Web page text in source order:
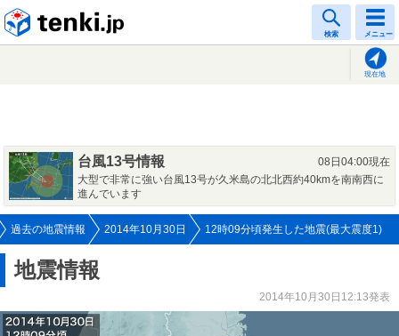
検索 メニュー
現在地
台風13号情報
08日04:00現在
大型で非常に強い台風13号が久米島の北北西約40kmを南南西に
進んでいます
過去の地震情報 2014年10月30日 12時09分頃発生した地震(最大震度1)
地震情報
2014年10月30日12:13発表